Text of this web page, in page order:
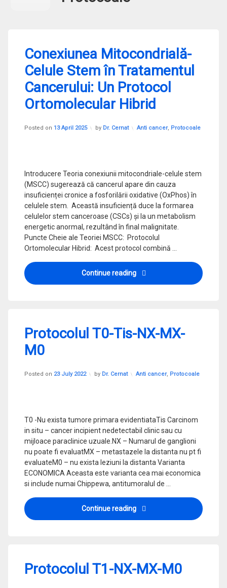
Conexiunea Mitocondrială-
Celule Stem în Tratamentul
Cancerului: Un Protocol
Ortomolecular Hibrid ​
Posted on 13 April 2025
Updated on 13 April 2025
by Dr. Cernat Categories:
Anti cancer, Protocoale
Introducere Teoria conexiunii mitocondriale-celule stem
(MSCC) sugerează că cancerul apare din cauza
insuficienței cronice a fosforilării oxidative (OxPhos) în
celulele stem. ​ Această insuficiență duce la formarea
celulelor stem canceroase (CSCs) și la un metabolism
energetic anormal, rezultând în final malignitate. ​
Puncte Cheie ale Teoriei MSCC: ​ Protocolul
Ortomolecular Hibrid: ​ Acest protocol combină …
Continue reading Conexiunea
a
Comment
on
Conexiunea
Mitocondrială-
Celule
Stem
Cancerului:
Protocolul T0-Tis-NX-MX-
M0
Posted on 23 July 2022
Updated on 3 August 2023
by Dr. Cernat Categories:
Anti cancer, Protocoale
T0 -Nu exista tumore primara evidentiataTis Carcinom
in situ – cancer incipient nedetectabil clinic sau cu
mijloace paraclinice uzuale.NX – Numarul de ganglioni
nu poate fi evaluatMX – metastazele la distanta nu pt fi
evaluateM0 – nu exista leziuni la distanta Varianta
ECONOMICA Aceasta este varianta cea mai economica
si include numai Chippewa, antitumoralul de …
Continue reading Protocolul T0-Tis-NX-MX-
Protocolul T1-NX-MX-M0